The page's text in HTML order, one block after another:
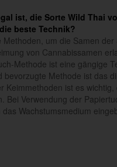
ist, die Sorte Wild Thai
beste Technik?
Methoden, um die Samen
von Cannabissamen
Methode ist eine gängige
bevorzugte Methode ist das
Keimmethoden ist es
Bei Verwendung der
das Wachstumsmedium